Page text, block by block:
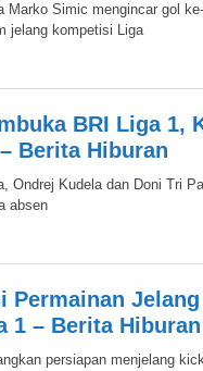
Simic mengincar gol
jelang kompetisi Liga
BRI Liga 1,
Berita Hiburan
Ondrej Kudela dan Doni Tri
absen
Permainan
1 – Berita Hiburan
persiapan menjelang